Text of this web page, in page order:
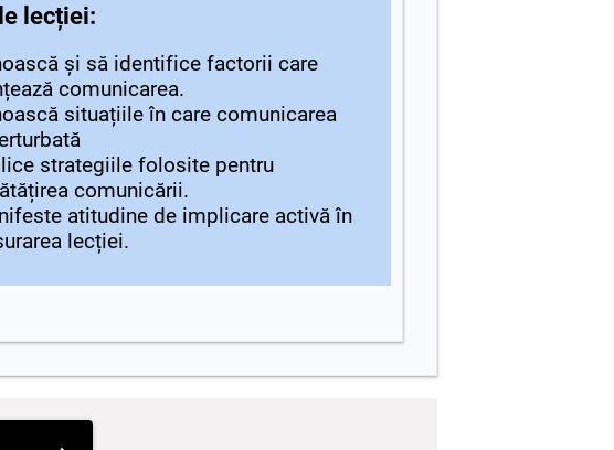
lecției:
și să identifice factorii care
comunicarea.
situațiile în care comunicarea
strategiile folosite pentru
comunicării.
atitudine de implicare activă în
lecției.